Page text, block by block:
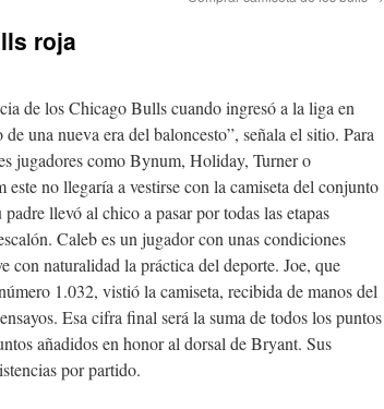
roja
de los Chicago Bulls cuando ingresó a la liga en
una nueva era del baloncesto”, señala el sitio. Para
jugadores como Bynum, Holiday, Turner o
no llegaría a vestirse con la camiseta del conjunto
llevó al chico a pasar por todas las etapas
Caleb es un jugador con unas condiciones
con naturalidad la práctica del deporte. Joe, que
1.032, vistió la camiseta, recibida de manos del
Esa cifra final será la suma de todos los puntos
añadidos en honor al dorsal de Bryant. Sus
por partido.